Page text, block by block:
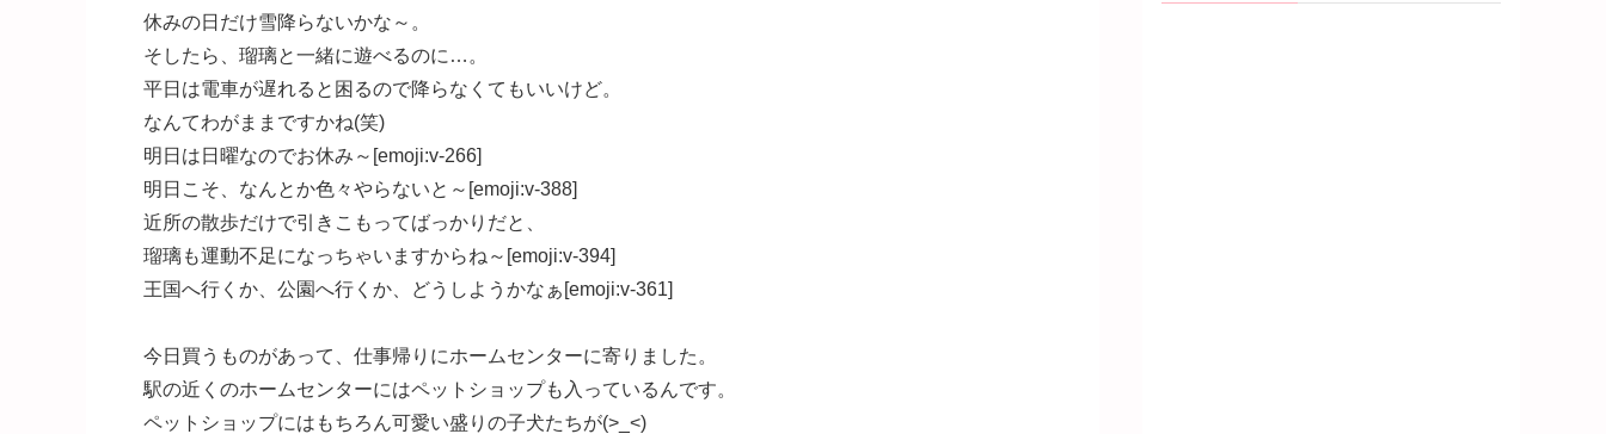
休みの日だけ雪降らないかな～。
そしたら、瑠璃と一緒に遊べるのに…。
平日は電車が遅れると困るので降らなくてもいいけど。
なんてわがままですかね(笑)
明日は日曜なのでお休み～[emoji:v-266]
明日こそ、なんとか色々やらないと～[emoji:v-388]
近所の散歩だけで引きこもってばっかりだと、
瑠璃も運動不足になっちゃいますからね～[emoji:v-394]
王国へ行くか、公園へ行くか、どうしようかなぁ[emoji:v-361]
今日買うものがあって、仕事帰りにホームセンターに寄りました。
駅の近くのホームセンターにはペットショップも入っているんです。
ペットショップにはもちろん可愛い盛りの子犬たちが(>_<)